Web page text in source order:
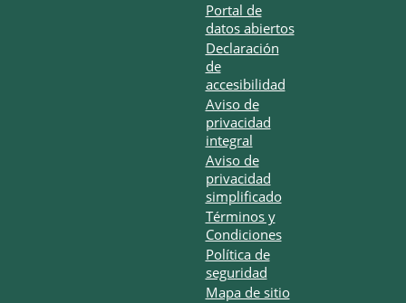
Portal de
datos abiertos
Declaración
de
accesibilidad
Aviso de
privacidad
integral
Aviso de
privacidad
simplificado
Términos y
Condiciones
Política de
seguridad
Mapa de sitio